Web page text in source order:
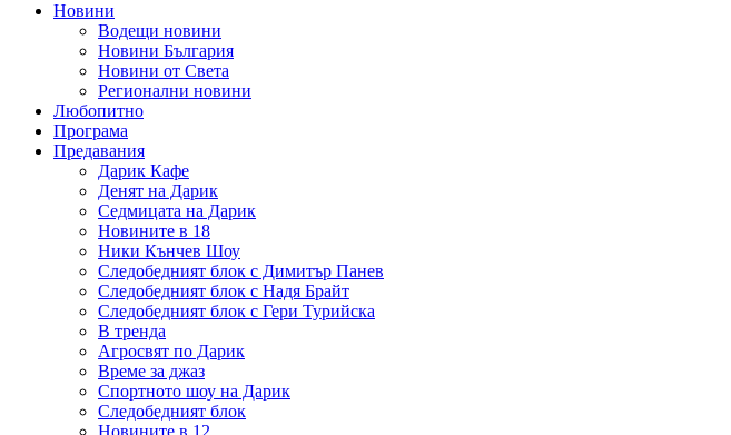
Новини
Водещи новини
Новини България
Новини от Света
Регионални новини
Любопитно
Програма
Предавания
Дарик Кафе
Денят на Дарик
Седмицата на Дарик
Новините в 18
Ники Кънчев Шоу
Следобедният блок с Димитър Панев
Следобедният блок с Надя Брайт
Следобедният блок с Гери Турийска
В тренда
Агросвят по Дарик
Време за джаз
Спортното шоу на Дарик
Следобедният блок
Новините в 12